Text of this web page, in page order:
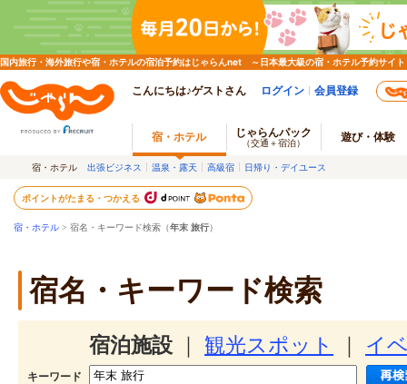
国内旅行・海外旅行や宿・ホテルの宿泊予約はじゃらんnet ～日本最大級の宿・ホテル予約サイト
こんにちは♪ゲストさん ログイン 会員登録
宿・ホテル じゃらんパック
（交通＋宿泊） 遊び・体験
宿・ホテル 出張ビジネス 温泉・露天 高級宿 日帰り・デイユース
ポイントがたまる・つかえる
宿・ホテル > 宿名・キーワード検索（年末 旅行）
宿名・キーワード検索
宿泊施設 観光スポット イ
キーワード